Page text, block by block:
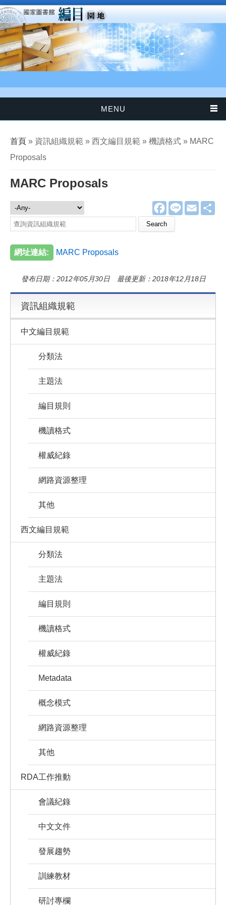
移至主內容
MENU
您在這裡
首頁 » 資訊組織規範 » 西文編目規範 » 機讀格式 » MARC
Proposals
MARC Proposals
F
a
e
L
E
m
資訊組織規範
Search this site
網址連結: MARC Proposals
發布日期：2012年05月30日 最後更新：2018年12月18日
資訊組織規範
中文編目規範
分類法
主題法
編目規則
機讀格式
權威紀錄
網路資源整理
其他
西文編目規範
分類法
主題法
編目規則
機讀格式
權威紀錄
Metadata
概念模式
網路資源整理
其他
RDA工作推動
會議紀錄
中文文件
發展趨勢
訓練教材
研討專欄